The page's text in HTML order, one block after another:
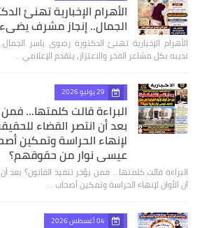
الأهرام الإخبارية تهنئ
الجمال.. إنجاز مشرف
الأهرام الإخبارية تهنئ الدكتورة رضوى ياسر
نديبه بكل مشاعر الفخر والاعتزاز، يتقدم الإعلامي…
29 يوليو 2026
البراءة قالت كلمتها... فمن
بعد أن انتصر القضاء
لإنهاء الحراسة وتمكين
عيسى نوار من حقوقهم؟
البراءة قالت كلمتها... فمن يؤخر تنفيذ القانون؟ بعد
آن الأوان لإنهاء الحراسة وتمكين أصحاب …
04 أغسطس 2026